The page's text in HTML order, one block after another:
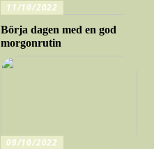
11/10/2022
Börja dagen med en god
morgonrutin
09/10/2022